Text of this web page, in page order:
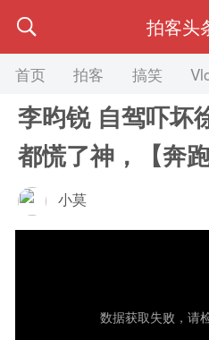
拍客头
首页 拍客 搞笑
李昀锐 自驾吓坏
都慌了神，【奔
小莫